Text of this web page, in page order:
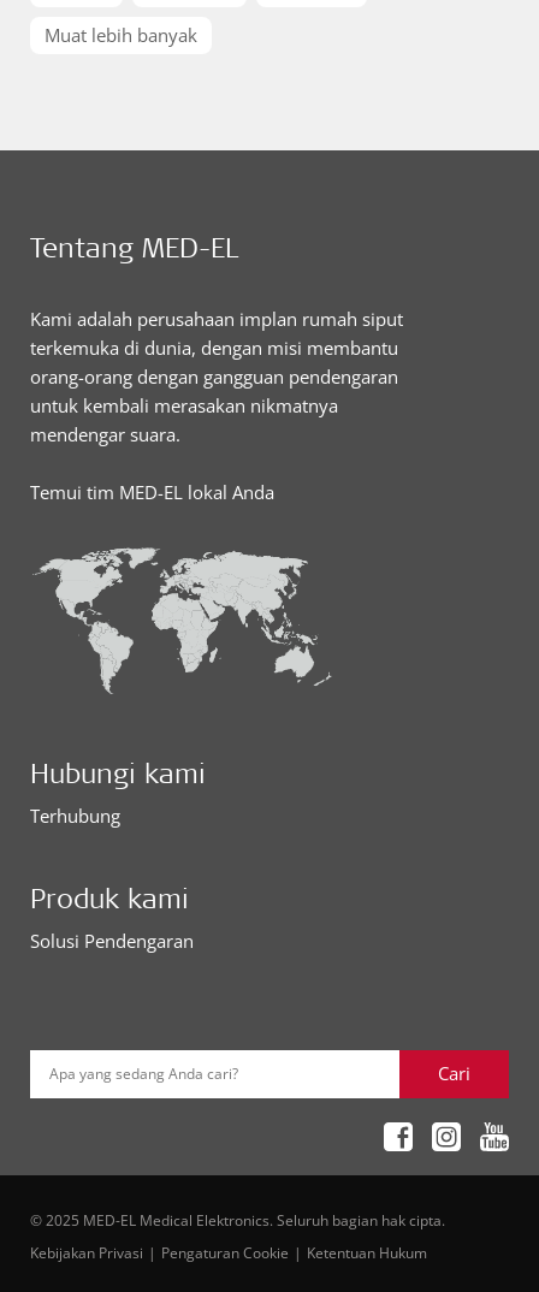
Muat lebih banyak
Tentang MED-EL
Kami adalah perusahaan implan rumah siput
terkemuka di dunia, dengan misi membantu
orang-orang dengan gangguan pendengaran
untuk kembali merasakan nikmatnya
mendengar suara.
Temui tim MED-EL lokal Anda
Hubungi kami
Terhubung
Produk kami
Solusi Pendengaran
Apa yang sedang Anda cari? Cari
© 2025 MED-EL Medical Elektronics. Seluruh bagian hak cipta.
Kebijakan Privasi
Pengaturan Cookie Ketentuan Hukum